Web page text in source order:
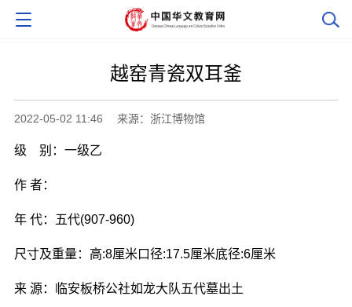
越窑青瓷双耳釜
2022-05-02 11:46 来源：浙江博物馆
级 别：一级乙
作 者：
年 代：五代(907-960)
尺寸及重量：高:8厘米口径:17.5厘米底径:6厘米
来 源：临安板桥公社如龙大队五代墓出土